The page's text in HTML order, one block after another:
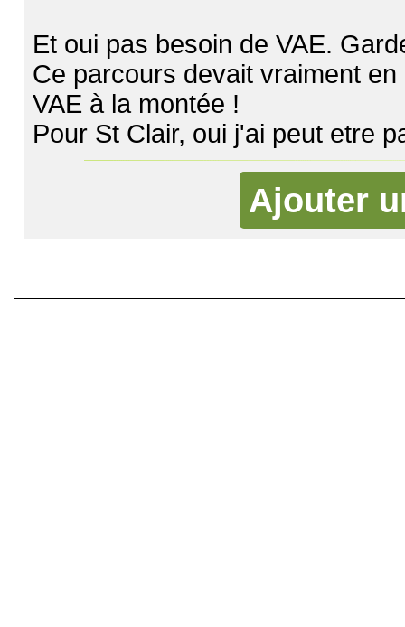
Et oui pas besoin de VAE.
Ce parcours devait vraiment
VAE à la montée !
Pour St Clair, oui j'ai peut etre
Ajouter